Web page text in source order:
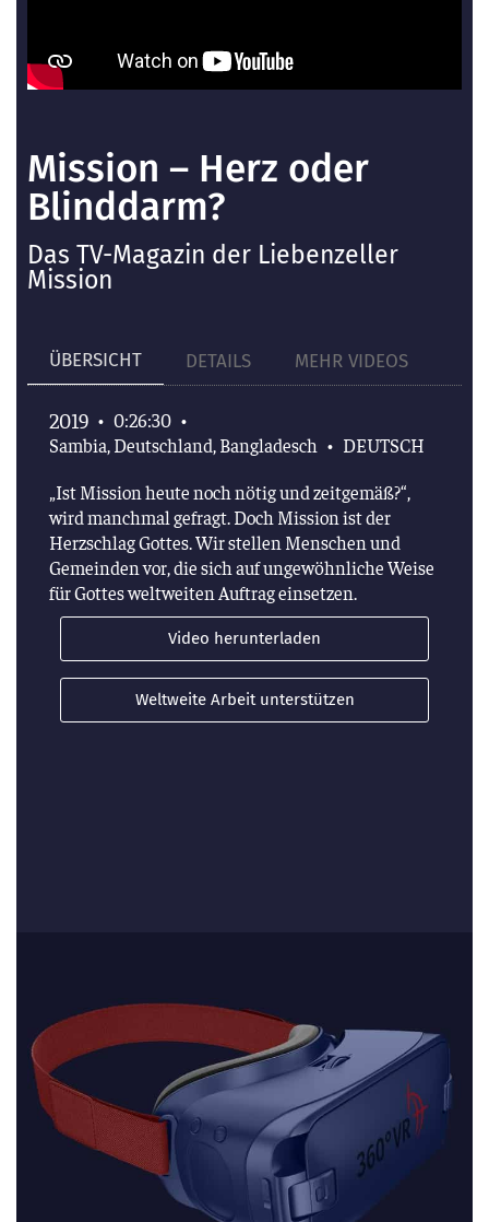
Mission – Herz oder
Blinddarm?
Das TV-Magazin der Liebenzeller
Mission
ÜBERSICHT DETAILS MEHR VIDEOS
2019 • 0:26:30 •
Sambia, Deutschland, Bangladesch • DEUTSCH
„Ist Mission heute noch nötig und zeitgemäß?“,
wird manchmal gefragt. Doch Mission ist der
Herzschlag Gottes. Wir stellen Menschen und
Gemeinden vor, die sich auf ungewöhnliche Weise
für Gottes weltweiten Auftrag einsetzen.
Video herunterladen
Weltweite Arbeit unterstützen